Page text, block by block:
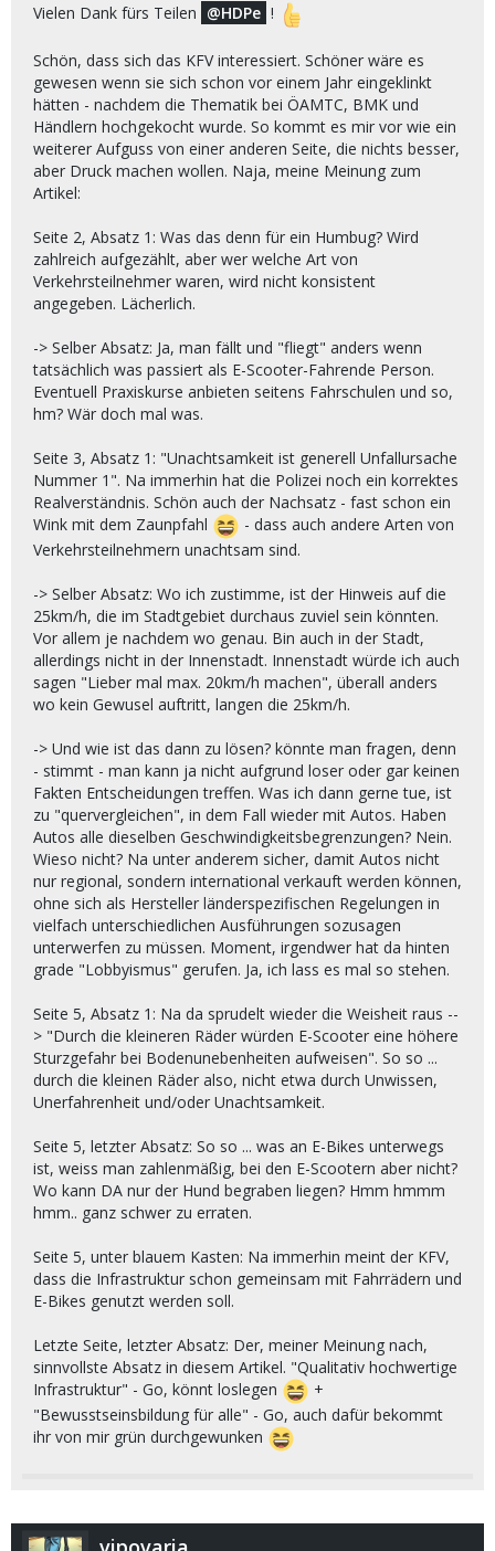
Vielen Dank fürs Teilen HDPe !
Schön, dass sich das KFV interessiert. Schöner wäre es
gewesen wenn sie sich schon vor einem Jahr eingeklinkt
hätten - nachdem die Thematik bei ÖAMTC, BMK und
Händlern hochgekocht wurde. So kommt es mir vor wie ein
weiterer Aufguss von einer anderen Seite, die nichts besser,
aber Druck machen wollen. Naja, meine Meinung zum
Artikel:
Seite 2, Absatz 1: Was das denn für ein Humbug? Wird
zahlreich aufgezählt, aber wer welche Art von
Verkehrsteilnehmer waren, wird nicht konsistent
angegeben. Lächerlich.
-> Selber Absatz: Ja, man fällt und "fliegt" anders wenn
tatsächlich was passiert als E-Scooter-Fahrende Person.
Eventuell Praxiskurse anbieten seitens Fahrschulen und so,
hm? Wär doch mal was.
Seite 3, Absatz 1: "Unachtsamkeit ist generell Unfallursache
Nummer 1". Na immerhin hat die Polizei noch ein korrektes
Realverständnis. Schön auch der Nachsatz - fast schon ein
Wink mit dem Zaunpfahl
- dass auch andere Arten von
Verkehrsteilnehmern unachtsam sind.
-> Selber Absatz: Wo ich zustimme, ist der Hinweis auf die
25km/h, die im Stadtgebiet durchaus zuviel sein könnten.
Vor allem je nachdem wo genau. Bin auch in der Stadt,
allerdings nicht in der Innenstadt. Innenstadt würde ich auch
sagen "Lieber mal max. 20km/h machen", überall anders
wo kein Gewusel auftritt, langen die 25km/h.
-> Und wie ist das dann zu lösen? könnte man fragen, denn
- stimmt - man kann ja nicht aufgrund loser oder gar keinen
Fakten Entscheidungen treffen. Was ich dann gerne tue, ist
zu "quervergleichen", in dem Fall wieder mit Autos. Haben
Autos alle dieselben Geschwindigkeitsbegrenzungen? Nein.
Wieso nicht? Na unter anderem sicher, damit Autos nicht
nur regional, sondern international verkauft werden können,
ohne sich als Hersteller länderspezifischen Regelungen in
vielfach unterschiedlichen Ausführungen sozusagen
unterwerfen zu müssen. Moment, irgendwer hat da hinten
grade "Lobbyismus" gerufen. Ja, ich lass es mal so stehen.
Seite 5, Absatz 1: Na da sprudelt wieder die Weisheit raus --
> "Durch die kleineren Räder würden E-Scooter eine höhere
Sturzgefahr bei Bodenunebenheiten aufweisen". So so ...
durch die kleinen Räder also, nicht etwa durch Unwissen,
Unerfahrenheit und/oder Unachtsamkeit.
Seite 5, letzter Absatz: So so ... was an E-Bikes unterwegs
ist, weiss man zahlenmäßig, bei den E-Scootern aber nicht?
Wo kann DA nur der Hund begraben liegen? Hmm hmmm
hmm.. ganz schwer zu erraten.
Seite 5, unter blauem Kasten: Na immerhin meint der KFV,
dass die Infrastruktur schon gemeinsam mit Fahrrädern und
E-Bikes genutzt werden soll.
Letzte Seite, letzter Absatz: Der, meiner Meinung nach,
sinnvollste Absatz in diesem Artikel. "Qualitativ hochwertige
Infrastruktur" - Go, könnt loslegen
+
"Bewusstseinsbildung für alle" - Go, auch dafür bekommt
ihr von mir grün durchgewunken